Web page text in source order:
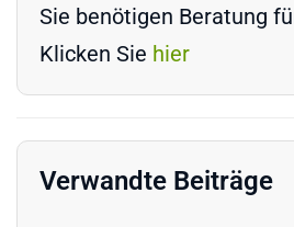
Sie benötigen Beratung
Klicken Sie hier
Verwandte Beiträge